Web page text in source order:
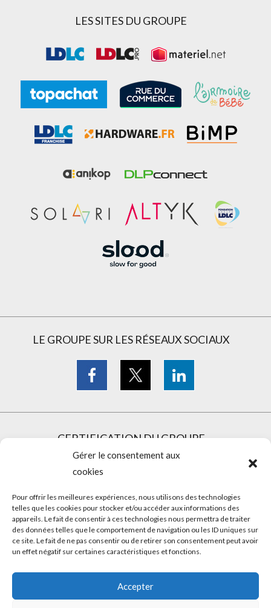
Gérer le consentement aux
cookies
Pour offrir les meilleures expériences, nous utilisons des technologies
telles que les cookies pour stocker et/ou accéder aux informations des
appareils. Le fait de consentir à ces technologies nous permettra de traiter
des données telles que le comportement de navigation ou les ID uniques sur
ce site. Le fait de ne pas consentir ou de retirer son consentement peut avoir
un effet négatif sur certaines caractéristiques et fonctions.
Accepter
LES SITES DU GROUPE
LE GROUPE SUR LES RÉSEAUX SOCIAUX
CERTIFICATION DU GROUPE